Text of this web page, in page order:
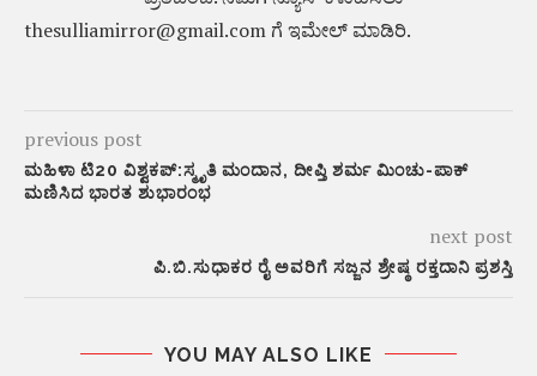
thesulliamirror@gmail.com ಗೆ ಇಮೇಲ್ ಮಾಡಿರಿ.
previous post
ಮಹಿಳಾ ಟಿ20 ವಿಶ್ವಕಪ್‌:ಸ್ಮೃತಿ ಮಂದಾನ, ದೀಪ್ತಿ ಶರ್ಮ ಮಿಂಚು-ಪಾಕ್‌
ಮಣಿಸಿದ ಭಾರತ ಶುಭಾರಂಭ
next post
ಪಿ.ಬಿ.ಸುಧಾಕರ ರೈ ಅವರಿಗೆ ಸಜ್ಜನ ಶ್ರೇಷ್ಠ ರಕ್ತದಾನಿ ಪ್ರಶಸ್ತಿ
YOU MAY ALSO LIKE